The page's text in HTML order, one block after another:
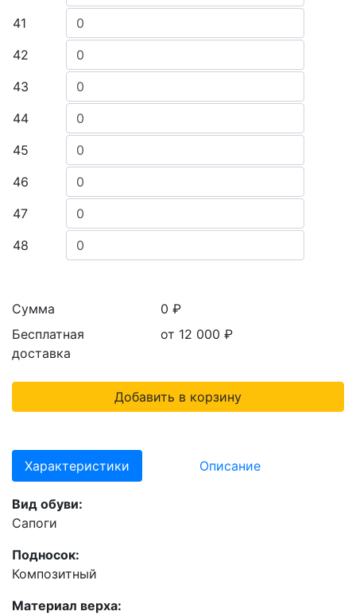
41
42
43
44
45
46
47
48
Сумма
Бесплатная
доставка
0 ₽
от 12 000 ₽
Добавить в корзину
Характеристики Описание
Вид обуви:
Сапоги
Подносок:
Композитный
Материал верха: